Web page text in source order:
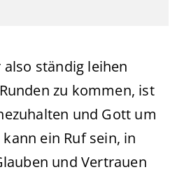
ständig leihen
zu kommen, ist
und Gott um
ein Ruf sein, in
und Vertrauen